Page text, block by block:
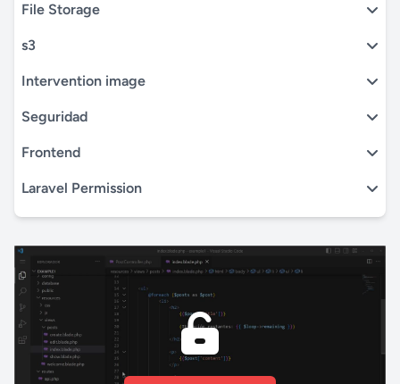
File Storage
s3
Intervention image
Seguridad
Frontend
Laravel Permission